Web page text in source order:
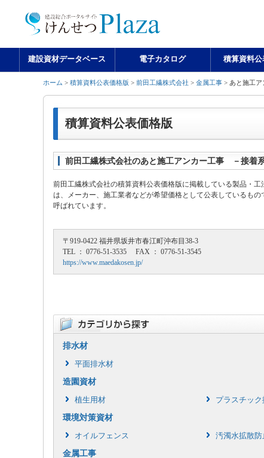
建設資材データベース 電子カタログ 積算資料公
ホーム > 積算資料公表価格版 > 前田工繊株式会社 > 金属工事 > あと施工
積算資料公表価格版
前田工繊株式会社のあと施工アンカー工事 －接着
前田工繊株式会社の積算資料公表価格版に掲載している製品・
は、メーカー、施工業者などが希望価格として公表しているも
呼ばれています。
〒919-0422 福井県坂井市春江町沖布目38-3
TEL ： 0776-51-3535 FAX ： 0776-51-3545
https://www.maedakosen.jp/
排水材
平面排水材
造園資材
植生用材
プラスチック
環境対策資材
オイルフェンス
汚濁水拡散
金属工事